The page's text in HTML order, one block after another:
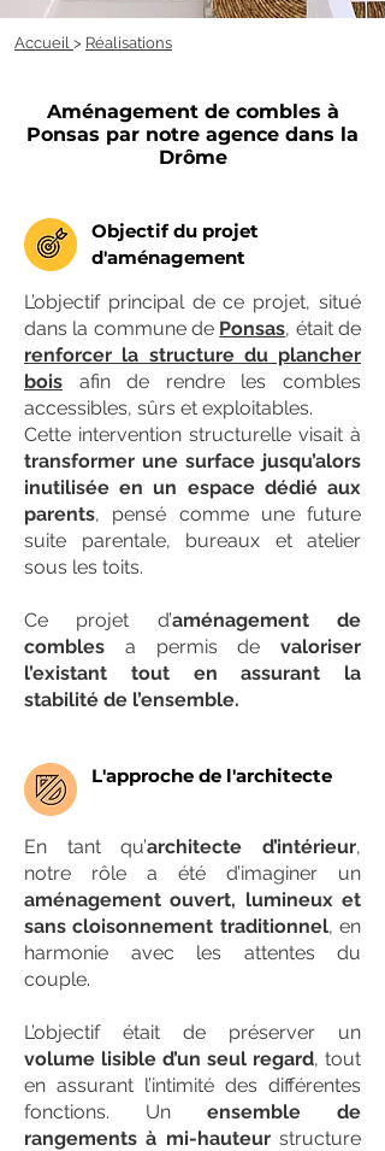
Accueil > Réalisations
Aménagement de combles à
Ponsas par notre agence dans la
Drôme
Objectif du projet
d'aménagement
L’objectif principal de ce projet, situé
dans la commune de Ponsas, était de
renforcer la structure du plancher
bois afin de rendre les combles
accessibles, sûrs et exploitables.
Cette intervention structurelle visait à
transformer une surface jusqu’alors
inutilisée en un espace dédié aux
parents, pensé comme une future
suite parentale, bureaux et atelier
sous les toits.
Ce projet d’aménagement de
combles a permis de valoriser
l’existant tout en assurant la
stabilité de l’ensemble.
L'approche de l'architecte
En tant qu’architecte d’intérieur,
notre rôle a été d’imaginer un
aménagement ouvert, lumineux et
sans cloisonnement traditionnel, en
harmonie avec les attentes du
couple.
L’objectif était de préserver un
volume lisible d’un seul regard, tout
en assurant l’intimité des différentes
fonctions. Un ensemble de
rangements à mi-hauteurstructure